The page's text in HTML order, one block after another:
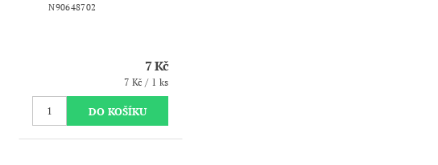
N90648702
7 Kč
7 Kč / 1 ks